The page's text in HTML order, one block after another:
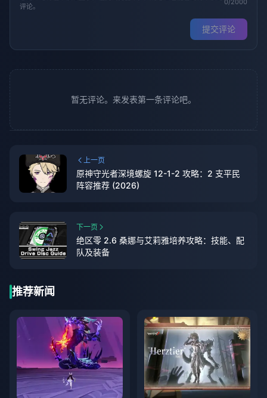
评论。
提交评论
暂无评论。来发表第一条评论吧。
上一页
原神守光者深境螺旋 12-1-2 攻略：2 支平民
阵容推荐 (2026)
下一页
绝区零 2.6 桑娜与艾莉雅培养攻略：技能、配
队及装备
推荐新闻